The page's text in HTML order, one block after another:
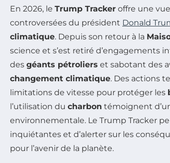
En 2026, le Trump Tracker offre une
controversées du président Donald
climatique. Depuis son retour à la
science et s’est retiré d’engagements
des géants pétroliers et sabotant des
changement climatique. Des actions
limitations de vitesse pour protéger les
l’utilisation du charbon témoignent
environnementale. Le Trump Tracker
inquiétantes et d’alerter sur les
pour l’avenir de la planète.